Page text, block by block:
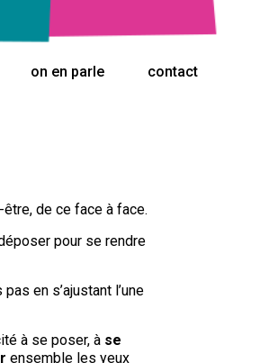
on en parle contact
de ce face à face.
pour se rendre
en s’ajustant l’une
à se poser, à se
ensemble les yeux